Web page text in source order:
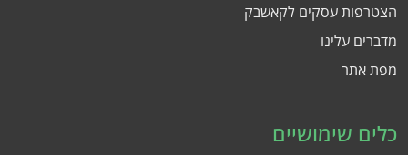
הצטרפות עסקים לקאשבק
מדברים עלינו
מפת אתר
כלים שימושיים